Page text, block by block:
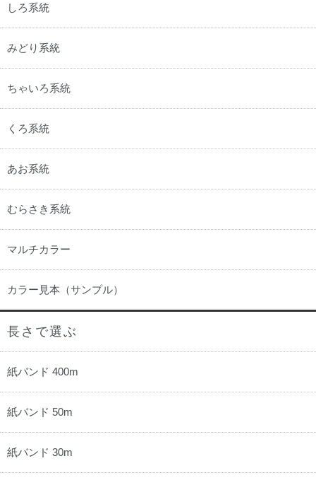
しろ系統
みどり系統
ちゃいろ系統
くろ系統
あお系統
むらさき系統
マルチカラー
カラー見本（サンプル）
長さで選ぶ
紙バンド 400m
紙バンド 50m
紙バンド 30m